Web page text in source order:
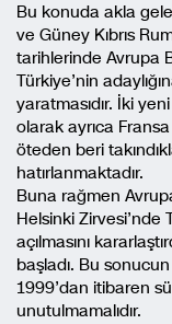
Bu konuda akla
ve Güney Kıbrıs
tarihlerinde Avrupa
Türkiye’nin
yaratmasıdır. İki
olarak ayrıca Fransa
öteden beri
hatırlanmaktadır.
Buna rağmen
Helsinki
açılmasını
başladı. Bu
1999’dan itibaren
unutulmamalıdır.